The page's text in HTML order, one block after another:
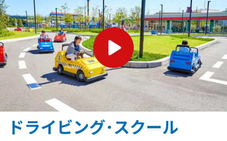
ドライビング･スクール